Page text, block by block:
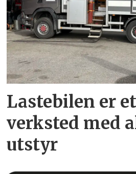
Lastebilen er
verksted med
utstyr